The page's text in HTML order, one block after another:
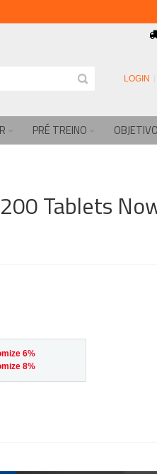
LOGIN
PRÉ TREINO
Tablets
6%
8%